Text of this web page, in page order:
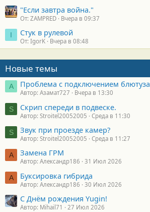
"Если завтра война."
От: ZAMPRED Вчера в 09:37
I Стук в рулевой
От: IgorK Вчера в 08:48
Новые темы
А Проблема с подключением блютуза
Автор: Азамат727 Вчера в 13:30
S Скрип спереди в подвеске.
Автор: Stroitel20052005 Среда в 11:30
S Звук при проезде камер?
Автор: Stroitel20052005 Среда в 11:27
А Замена ГРМ
Автор: Александр186 31 Июл 2026
А Буксировка гибрида
Автор: Александр186 30 Июл 2026
С Днём рождения Yugin!
Автор: Mihail71 27 Июл 2026